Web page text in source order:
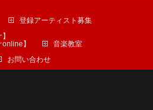
登録アーティスト募集
】
音楽教室
お問い合わせ